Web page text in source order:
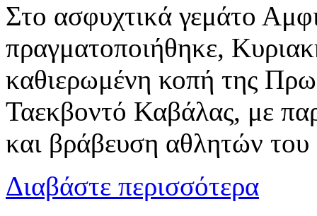
Στο ασφυχτικά γεμάτο
πραγματοποιήθηκε,
καθιερωμένη κοπή της
Ταεκβοντό Καβάλας, με
και βράβευση αθλητών
Διαβάστε περισσότερα